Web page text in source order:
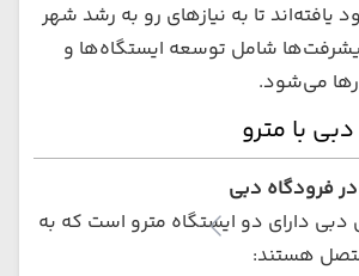
یافته‌اند تا به نیازهای رو به رشد شهر
شامل توسعه ایستگاه‌ها و
می‌شود.
با مترو
فرودگاه دبی
دبی دارای دو ایستگاه مترو است که به
هستند: